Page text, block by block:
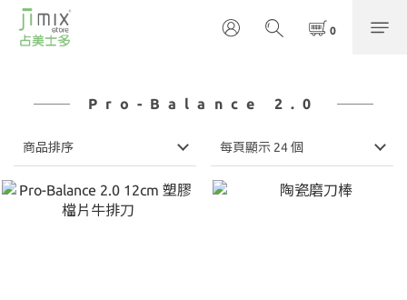
Pro-Balance 2.0
商品排序 每頁顯示 24 個